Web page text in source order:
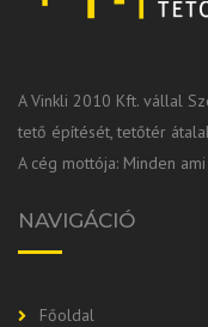
A Vinkli 2010 Kft. vállal
tető építését, tetőtér
A cég mottója: Minden
NAVIGÁCIÓ
Főoldal